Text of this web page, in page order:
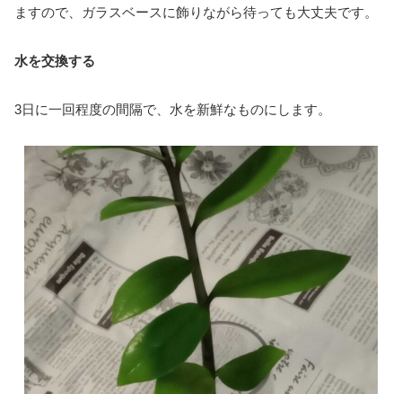
ますので、ガラスベースに飾りながら待っても大丈夫です。
水を交換する
3日に一回程度の間隔で、水を新鮮なものにします。